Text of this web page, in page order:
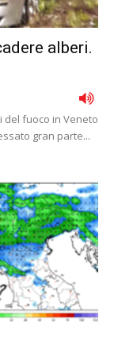
alberi.
del fuoco in Veneto
gran parte...